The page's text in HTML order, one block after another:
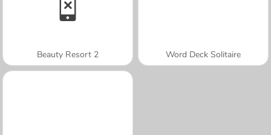
Beauty Resort 2 Word Deck Solitaire